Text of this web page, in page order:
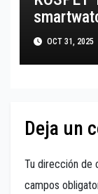
para 2025
OCT 31, 2025
Deja un
Tu dirección de
campos